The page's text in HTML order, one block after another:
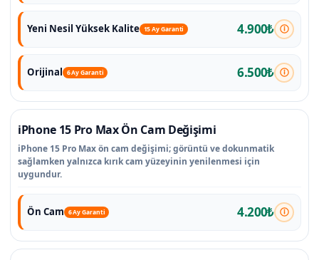
Yeni Nesil Yüksek Kalite 15 Ay Garanti 4.900₺
Orijinal 6 Ay Garanti 6.500₺
iPhone 15 Pro Max Ön Cam Değişimi
iPhone 15 Pro Max ön cam değişimi; görüntü ve dokunmatik
sağlamken yalnızca kırık cam yüzeyinin yenilenmesi için
uygundur.
Ön Cam 6 Ay Garanti 4.200₺